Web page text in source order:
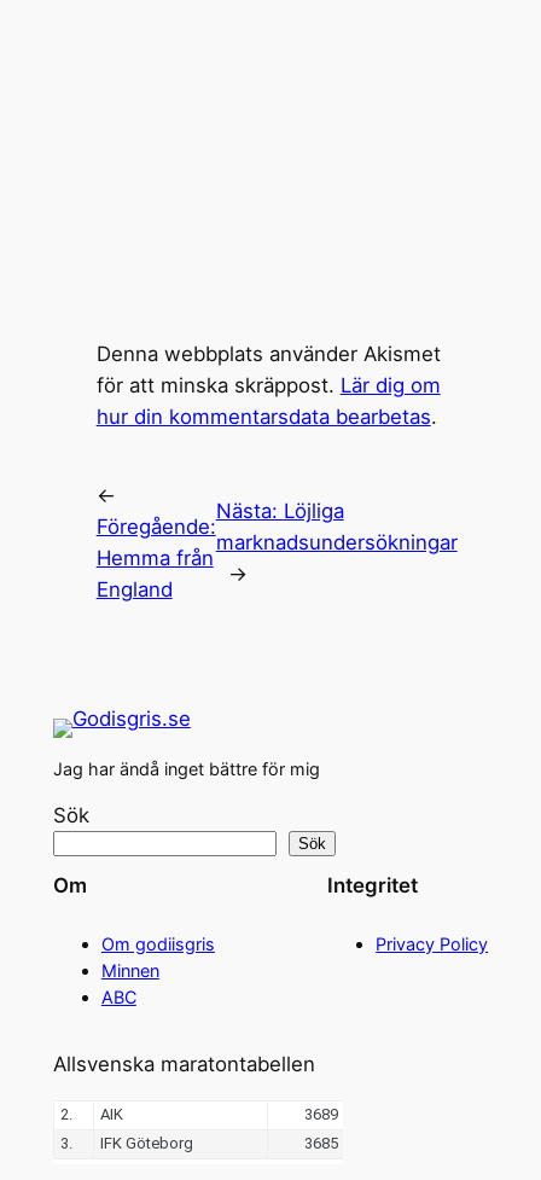
Denna webbplats använder Akismet
för att minska skräppost. Lär dig om
hur din kommentarsdata bearbetas.
←
Föregående:
Hemma från
England
Nästa: Löjliga
marknadsundersökningar
→
Jag har ändå inget bättre för mig
Sök
Sök
Om
Om godiisgris
Minnen
ABC
Integritet
Privacy Policy
Allsvenska maratontabellen